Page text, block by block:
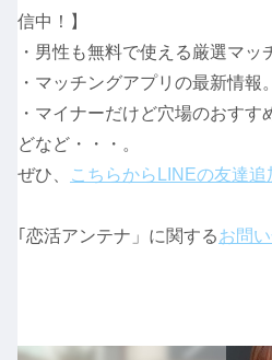
信中！】
・男性も無料で使える厳選マッ
・マッチングアプリの最新情報。
・マイナーだけど穴場のおす
どなど・・・。
ぜひ、
こちらからLINEの友達追
｢恋活アンテナ」に関するお問